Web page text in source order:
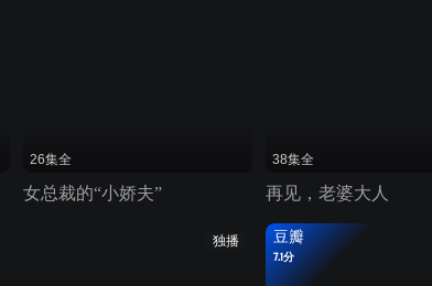
26集全
女总裁的“小娇夫”
38集全
再见，老婆大人
独播 豆瓣
7.1分